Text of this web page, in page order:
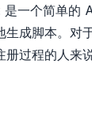
是一个简单的
生成脚本。对
册过程的人来